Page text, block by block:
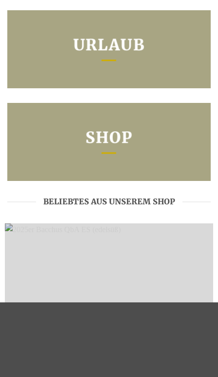
URLAUB
SHOP
BELIEBTES AUS UNSEREM SHOP